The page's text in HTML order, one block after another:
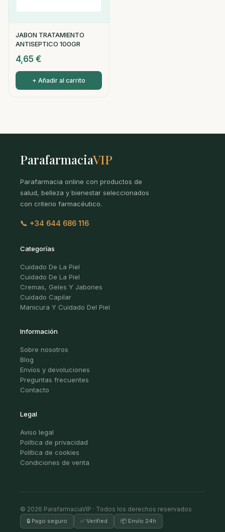
JABON TRATAMIENTO
ANTISEPTICO 100GR
4,65 €
+ Añadir al carrito
ParafarmaciaVIP
Parafarmacia online con productos de
salud, belleza y bienestar seleccionados
con criterio farmacéutico.
📞 +34 644 686 116
Categorías
Cuidado De La Piel
Cuidado De La Piel
Cremas, Geles Y Jabones
Cuidado Capilar
Manicura Y Cuidado Del Piel
Información
Sobre nosotros
Blog
Envíos y devoluciones
Preguntas frecuentes
Contacto
Legal
Aviso legal
Política de privacidad
Política de cookies
Condiciones de venta
© 2026 ParafarmaciaVIP · Todos los derechos reservados
🔒 Pago seguro ✅ Verified 📦 Envío 24h